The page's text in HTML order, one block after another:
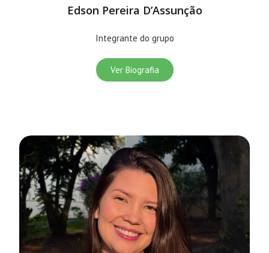
Edson Pereira D’Assunção
Integrante do grupo
Ver Biografia